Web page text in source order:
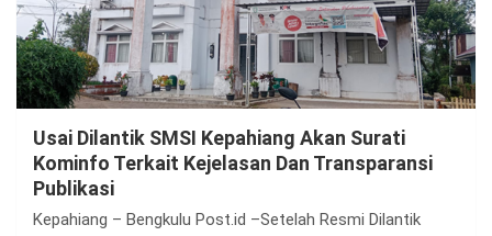
Usai Dilantik SMSI Kepahiang Akan Surati
Kominfo Terkait Kejelasan Dan Transparansi
Publikasi
Kepahiang – Bengkulu Post.id –Setelah Resmi Dilantik